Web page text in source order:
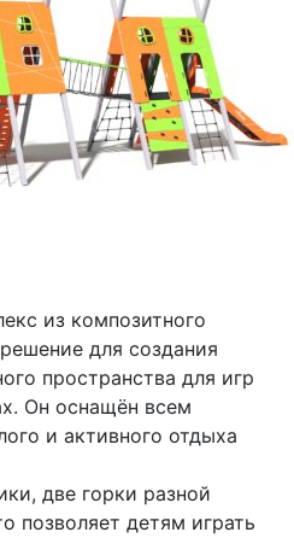
из композитного
для создания
пространства для игр
Он оснащён всем
и активного отдыха
две горки разной
позволяет детям играть